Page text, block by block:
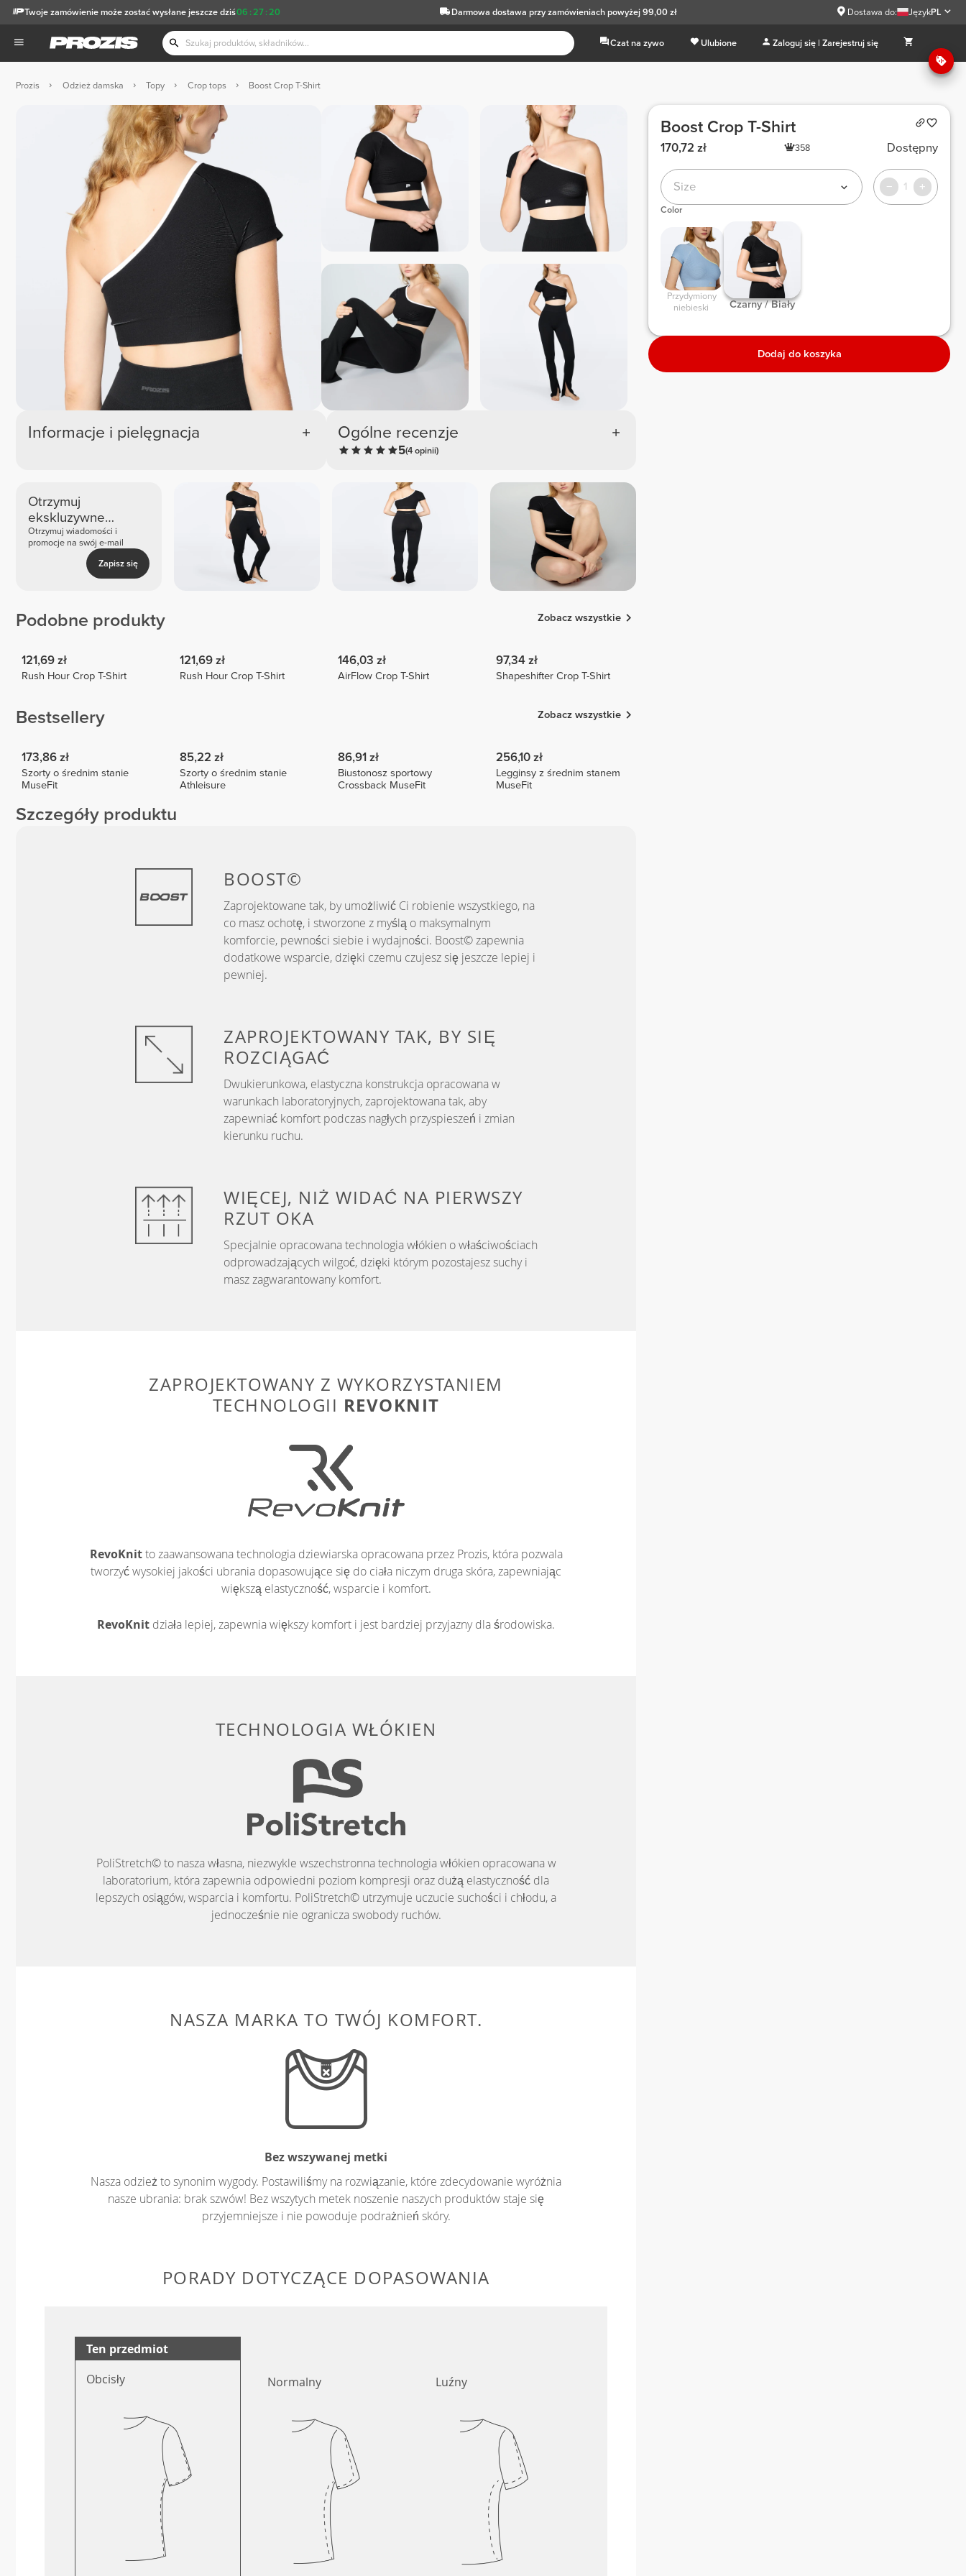
06 :27 :20
Twoje zamówienie może zostać wysłane jeszcze dziś Darmowa dostawa przy zamówieniach powyżej 99,00 zł Dostawa do: JęzykPL
Czat na zywo Ulubione Zaloguj się | Zarejestruj się
Prozis Odzież damska Topy Crop tops Boost Crop T-Shirt
Informacje i pielęgnacja Ogólne recenzje
5(4 opinii)
Otrzymuj
ekskluzywne
nowości i oferty
Otrzymuj wiadomości i
promocje na swój e-mail
Zapisz się
Podobne produkty Zobacz wszystkie
121,69 zł
Rush Hour Crop T-Shirt
121,69 zł
Rush Hour Crop T-Shirt
146,03 zł
AirFlow Crop T-Shirt
97,34 zł
Shapeshifter Crop T-Shirt
Bestsellery Zobacz wszystkie
173,86 zł
Szorty o średnim stanie
MuseFit
85,22 zł
Szorty o średnim stanie
Athleisure
86,91 zł
Biustonosz sportowy
Crossback MuseFit
256,10 zł
Legginsy z średnim stanem
MuseFit
Szczegóły produktu
BOOST©
Zaprojektowane tak, by umożliwić Ci robienie wszystkiego, na
co masz ochotę, i stworzone z myślą o maksymalnym
komforcie, pewności siebie i wydajności. Boost© zapewnia
dodatkowe wsparcie, dzięki czemu czujesz się jeszcze lepiej i
pewniej.
ZAPROJEKTOWANY TAK, BY SIĘ
ROZCIĄGAĆ
Dwukierunkowa, elastyczna konstrukcja opracowana w
warunkach laboratoryjnych, zaprojektowana tak, aby
zapewniać komfort podczas nagłych przyspieszeń i zmian
kierunku ruchu.
WIĘCEJ, NIŻ WIDAĆ NA PIERWSZY
RZUT OKA
Specjalnie opracowana technologia włókien o właściwościach
odprowadzających wilgoć, dzięki którym pozostajesz suchy i
masz zagwarantowany komfort.
ZAPROJEKTOWANY Z WYKORZYSTANIEM
TECHNOLOGII REVOKNIT
RevoKnitto zaawansowana technologia dziewiarska opracowana przez Prozis, która pozwala
tworzyć wysokiej jakości ubrania dopasowujące się do ciała niczym druga skóra, zapewniając
większą elastyczność, wsparcie i komfort.
RevoKnit działa lepiej, zapewnia większy komfort i jest bardziej przyjazny dla środowiska.
TECHNOLOGIA WŁÓKIEN
PoliStretch© to nasza własna, niezwykle wszechstronna technologia włókien opracowana w
laboratorium, która zapewnia odpowiedni poziom kompresji oraz dużą elastyczność dla
lepszych osiągów, wsparcia i komfortu. PoliStretch© utrzymuje uczucie suchości i chłodu, a
jednocześnie nie ogranicza swobody ruchów.
NASZA MARKA TO TWÓJ KOMFORT.
Bez wszywanej metki
Nasza odzież to synonim wygody. Postawiliśmy na rozwiązanie, które zdecydowanie wyróżnia
nasze ubrania: brak szwów! Bez wszytych metek noszenie naszych produktów staje się
przyjemniejsze i nie powoduje podrażnień skóry.
PORADY DOTYCZĄCE DOPASOWANIA
Ten przedmiot
Obcisły
Normalny Luźny
Boost Crop T-Shirt
170,72 zł 358 Dostępny
Size 1
Color
niebieski
Czarny / Biały
Dodaj do koszyka